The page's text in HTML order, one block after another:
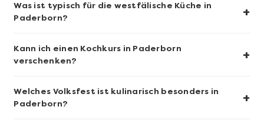
Wein- & Käse-Genuss@Home für 2
Was ist typisch für die westfälische Küche in
Paderborn?
+
Kann ich einen Kochkurs in Paderborn
verschenken?
+
Welches Volksfest ist kulinarisch besonders in
Paderborn?
+